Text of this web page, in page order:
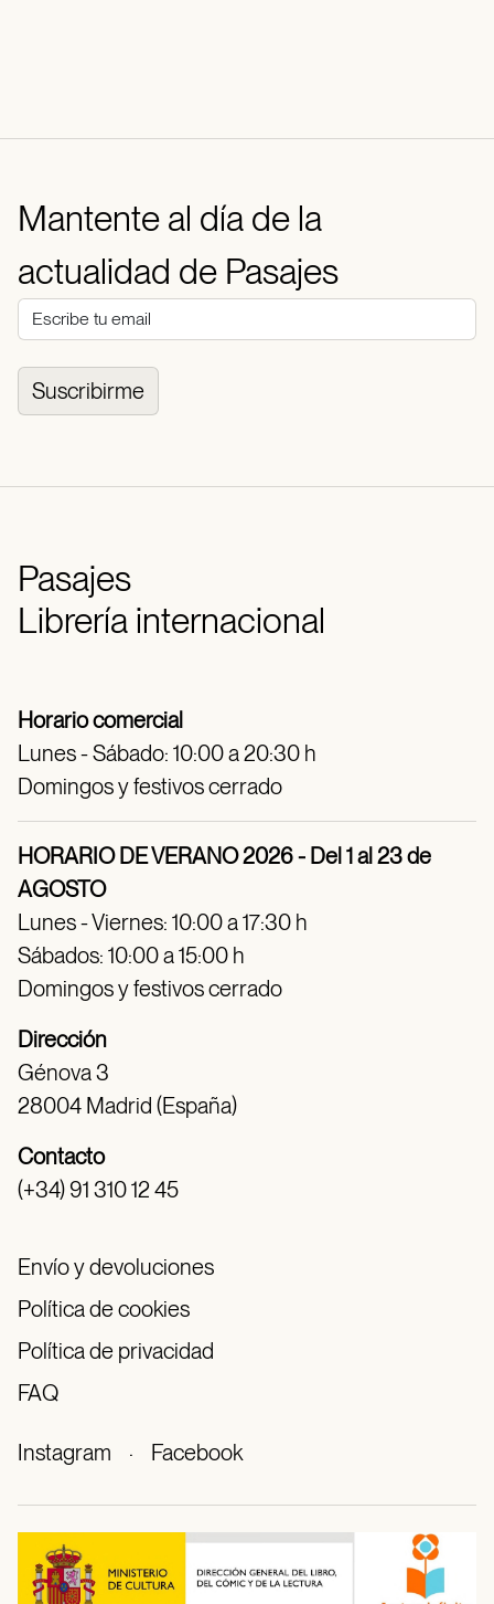
Mantente al día de la
actualidad de Pasajes
Suscribirme
Pasajes
Librería internacional
Horario comercial
Lunes - Sábado: 10:00 a 20:30 h
Domingos y festivos cerrado
HORARIO DE VERANO 2026 - Del 1 al 23 de
AGOSTO
Lunes - Viernes: 10:00 a 17:30 h
Sábados: 10:00 a 15:00 h
Domingos y festivos cerrado
Dirección
Génova 3
28004 Madrid (España)
Contacto
(+34) 91 310 12 45
Envío y devoluciones
Política de cookies
Política de privacidad
FAQ
Instagram · Facebook